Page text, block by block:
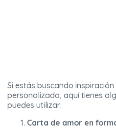
Si estás buscando
personalizada, aquí tienes
puedes utilizar:
Carta de amor en